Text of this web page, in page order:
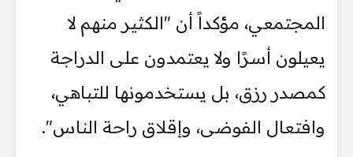
المجتمعي، مؤكداً أن "الكثير منهم لا
يعيلون أسرًا ولا يعتمدون على الدراجة
كمصدر رزق، بل يستخدمونها للتباهي،
وافتعال الفوضى، وإقلاق راحة الناس".